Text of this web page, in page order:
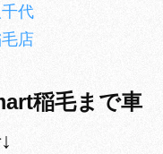
代
店
稲毛まで車